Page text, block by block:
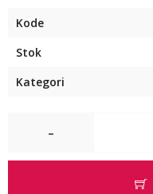
Kode
Stok
Kategori
-